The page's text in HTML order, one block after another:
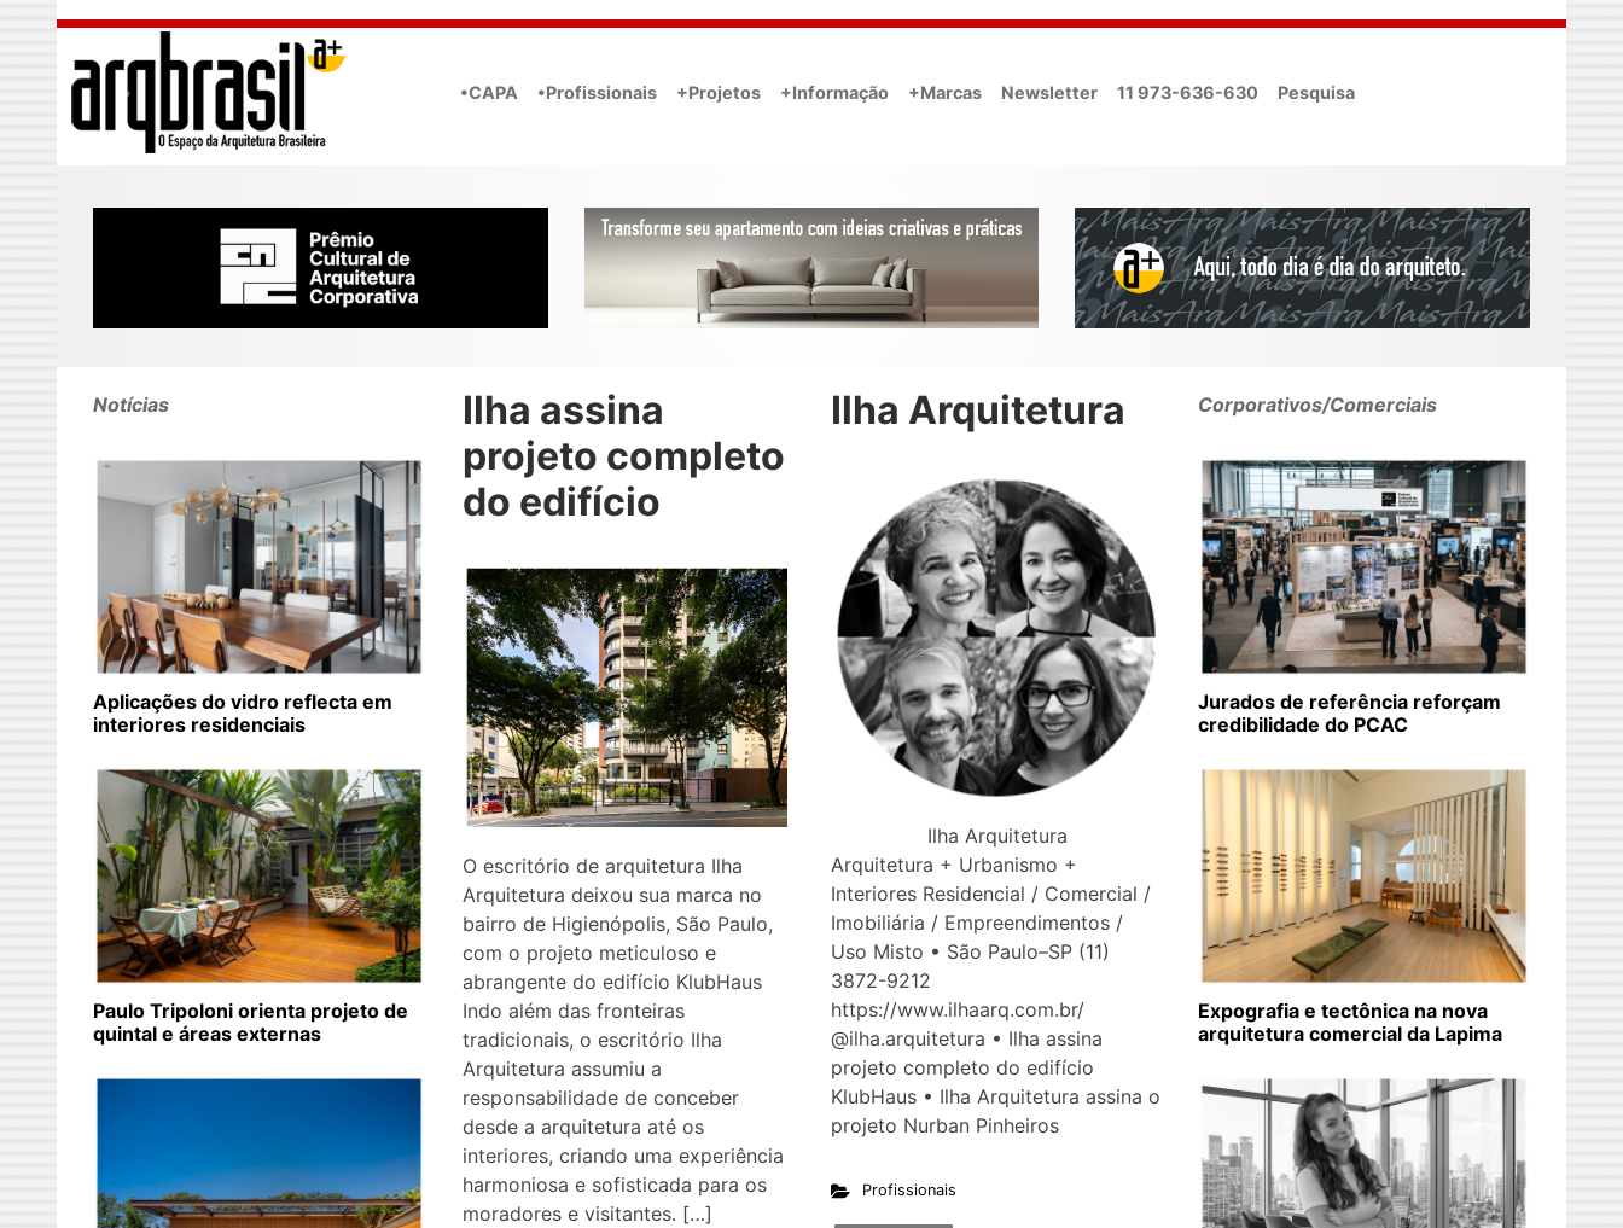
Skip to main content
•CAPA •Profissionais +Projetos +Informação +Marcas Newsletter 11 973-636-630 Pesquisa
Ilha assina
projeto completo
do edifício
O escritório de arquitetura Ilha
Arquitetura deixou sua marca no
bairro de Higienópolis, São Paulo,
com o projeto meticuloso e
abrangente do edifício KlubHaus
Indo além das fronteiras
tradicionais, o escritório Ilha
Arquitetura assumiu a
responsabilidade de conceber
desde a arquitetura até os
interiores, criando uma experiência
harmoniosa e sofisticada para os
moradores e visitantes. […]
Ilha Arquitetura
Ilha Arquitetura
Arquitetura + Urbanismo +
Interiores Residencial / Comercial /
Imobiliária / Empreendimentos /
Uso Misto • São Paulo–SP (11)
3872-9212
https://www.ilhaarq.com.br/
@ilha.arquitetura • Ilha assina
projeto completo do edifício
KlubHaus • Ilha Arquitetura assina o
projeto Nurban Pinheiros
Profissionais
Notícias
Aplicações do vidro reflecta em
interiores residenciais
Paulo Tripoloni orienta projeto de
quintal e áreas externas
Corporativos/Comerciais
Jurados de referência reforçam
credibilidade do PCAC
Expografia e tectônica na nova
arquitetura comercial da Lapima